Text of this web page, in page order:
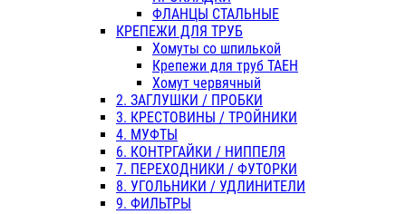
ФЛАНЦЫ СТАЛЬНЫЕ
КРЕПЕЖИ ДЛЯ ТРУБ
Хомуты со шпилькой
Крепежи для труб ТАЕН
Хомут червячный
2. ЗАГЛУШКИ / ПРОБКИ
3. КРЕСТОВИНЫ / ТРОЙНИКИ
4. МУФТЫ
6. КОНТРГАЙКИ / НИППЕЛЯ
7. ПЕРЕХОДНИКИ / ФУТОРКИ
8. УГОЛЬНИКИ / УДЛИНИТЕЛИ
9. ФИЛЬТРЫ